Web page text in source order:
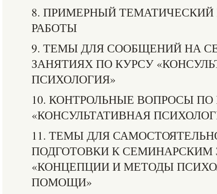
8. ПРИМЕРНЫЙ
РАБОТЫ
9. ТЕМЫ ДЛЯ СООБЩЕНИЙ НА
ЗАНЯТИЯХ ПО КУРСУ
ПСИХОЛОГИЯ»
10. КОНТРОЛЬНЫЕ ВОПРОСЫ ПО
«КОНСУЛЬТАТИВНАЯ
11. ТЕМЫ ДЛЯ
ПОДГОТОВКИ К СЕМИНАРСКИМ
«КОНЦЕПЦИИ И МЕТОДЫ
ПОМОЩИ»